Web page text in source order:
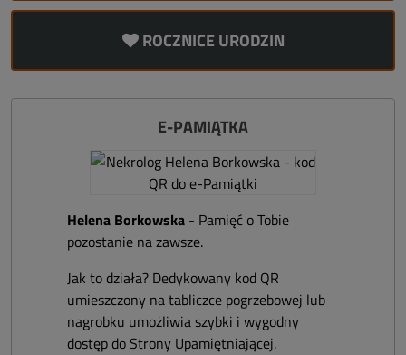
ROCZNICE URODZIN
E-PAMIĄTKA
Helena Borkowska - Pamięć o Tobie
pozostanie na zawsze.
Jak to działa? Dedykowany kod QR
umieszczony na tabliczce pogrzebowej lub
nagrobku umożliwia szybki i wygodny
dostęp do Strony Upamiętniającej.